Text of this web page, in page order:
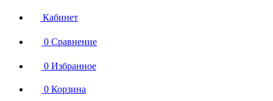
Кабинет
0 Сравнение
0 Избранное
0 Корзина